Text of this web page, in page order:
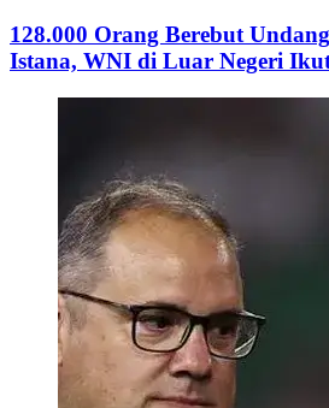
128.000 Orang Berebut
Istana, WNI di Luar Negeri